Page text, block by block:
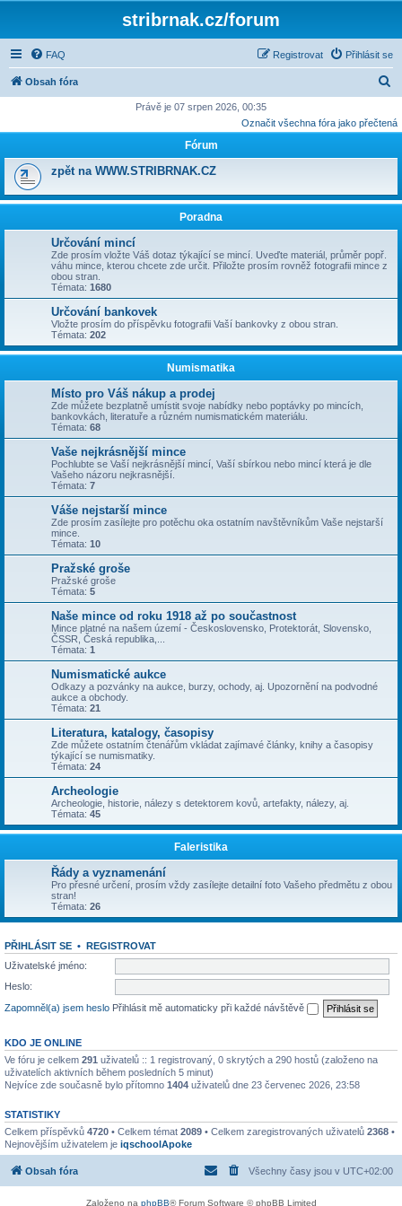
stribrnak.cz/forum
FAQ Přihlásit se
Registrovat
Obsah fóra
e
Právě je 07 srpen 2026, 00:35
Označit všechna fóra jako přečtená
Fórum
zpět na WWW.STRIBRNAK.CZ
Poradna
Určování mincí
Zde prosím vložte Váš dotaz týkající se mincí. Uveďte materiál, průměr popř.
váhu mince, kterou chcete zde určit. Přiložte prosím rovněž fotografii mince z
obou stran.
Témata: 1680
Určování bankovek
Vložte prosím do příspěvku fotografii Vaší bankovky z obou stran.
Témata: 202
Numismatika
Místo pro Váš nákup a prodej
Zde můžete bezplatně umístit svoje nabídky nebo poptávky po mincích,
bankovkách, literatuře a různém numismatickém materiálu.
Témata: 68
Vaše nejkrásnější mince
Pochlubte se Vaší nejkrásnější mincí, Vaší sbírkou nebo mincí která je dle
Vašeho názoru nejkrasnější.
Témata: 7
Váše nejstarší mince
Zde prosím zasílejte pro potěchu oka ostatním navštěvníkům Vaše nejstarší
mince.
Témata: 10
Pražské groše
Pražské groše
Témata: 5
Naše mince od roku 1918 až po součastnost
Mince platné na našem území - Československo, Protektorát, Slovensko,
ČSSR, Česká republika,...
Témata: 1
Numismatické aukce
Odkazy a pozvánky na aukce, burzy, ochody, aj. Upozornění na podvodné
aukce a obchody.
Témata: 21
Literatura, katalogy, časopisy
Zde můžete ostatním čtenářům vkládat zajímavé články, knihy a časopisy
týkající se numismatiky.
Témata: 24
Archeologie
Archeologie, historie, nálezy s detektorem kovů, artefakty, nálezy, aj.
Témata: 45
Faleristika
Řády a vyznamenání
Pro přesné určení, prosím vždy zasílejte detailní foto Vašeho předmětu z obou
stran!
Témata: 26
PŘIHLÁSIT SE • REGISTROVAT
Uživatelské jméno:
Heslo:
Zapomněl(a) jsem heslo Přihlásit mě automaticky při každé návštěvě
KDO JE ONLINE
Ve fóru je celkem 291 uživatelů :: 1 registrovaný, 0 skrytých a 290 hostů (založeno na
uživatelích aktivních během posledních 5 minut)
Nejvíce zde současně bylo přítomno 1404 uživatelů dne 23 červenec 2026, 23:58
STATISTIKY
Celkem příspěvků 4720 • Celkem témat 2089 • Celkem zaregistrovaných uživatelů 2368 •
Nejnovějším uživatelem je iqschoolApoke
Obsah fóra Všechny časy jsou v UTC+02:00
Založeno na phpBB® Forum Software © phpBB Limited